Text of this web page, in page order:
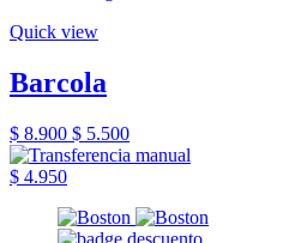
Quick view
Barcola
$ 8.900 $ 5.500
$ 4.950